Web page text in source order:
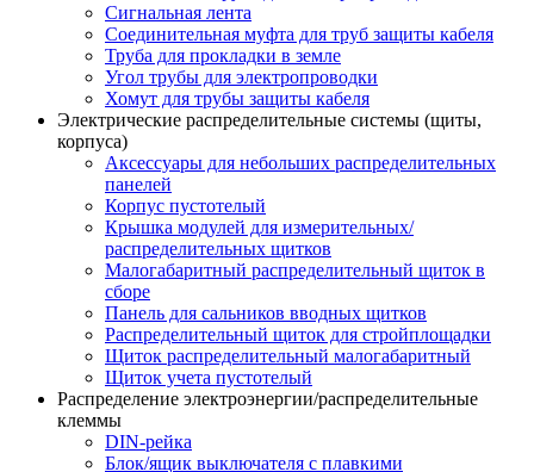
Сигнальная лента
Соединительная муфта для труб защиты кабеля
Труба для прокладки в земле
Угол трубы для электропроводки
Хомут для трубы защиты кабеля
Электрические распределительные системы (щиты,
корпуса)
Аксессуары для небольших распределительных
панелей
Корпус пустотелый
Крышка модулей для измерительных/
распределительных щитков
Малогабаритный распределительный щиток в
сборе
Панель для сальников вводных щитков
Распределительный щиток для стройплощадки
Щиток распределительный малогабаритный
Щиток учета пустотелый
Распределение электроэнергии/распределительные
клеммы
DIN-рейка
Блок/ящик выключателя с плавкими